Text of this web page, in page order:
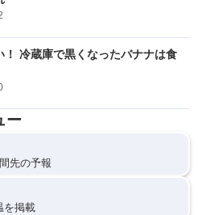
！ 冷蔵庫で黒くなったバナナは食
ー
先の予報
を掲載